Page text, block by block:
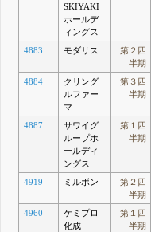
SKIYAKI
ホールデ
ィングス
4883 モダリス
第２四
半期
4884
クリング
ルファー
マ
第３四
半期
4887
サワイグ
ループホ
ールディ
ングス
第１四
半期
4919 ミルボン
第２四
半期
4960
ケミプロ
化成
第１四
半期